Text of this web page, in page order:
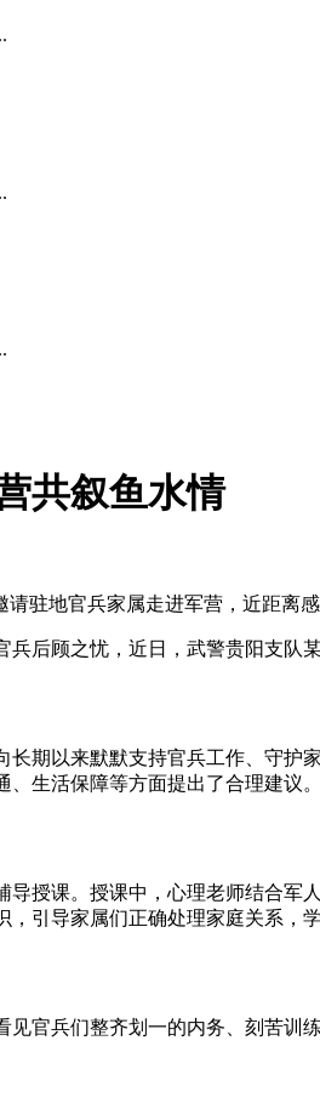
共叙鱼水情
驻地官兵家属走进军营，近距离
后顾之忧，近日，武警贵阳支
期以来默默支持官兵工作、守
生活保障等方面提出了合理建
授课。授课中，心理老师结合
引导家属们正确处理家庭关系
官兵们整齐划一的内务、刻苦